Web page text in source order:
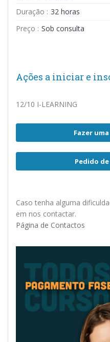
Duração : 32 horas
Preço : Sob consulta
Ações a iniciar e
12/10 I-LEARNING
Fazer
Pedido
Caso tenha alguma
em nos contactar.
Página de Contactos